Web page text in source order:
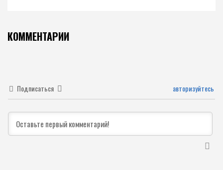
КОММЕНТАРИИ
Подписаться авторизуйтесь